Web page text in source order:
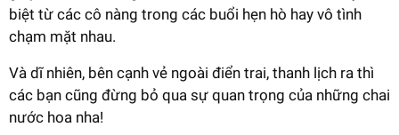
biệt từ các cô nàng trong các buổi hẹn hò hay vô tình
chạm mặt nhau.
Và dĩ nhiên, bên cạnh vẻ ngoài điển trai, thanh lịch ra thì
các bạn cũng đừng bỏ qua sự quan trọng của những chai
nước hoa nha!